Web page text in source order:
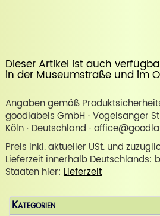
Dieser Artikel ist auch
in der Museumstraßeund im
Angaben gemäß
goodlabels GmbH · Vogelsanger
Köln · Deutschland ·
Preis inkl. aktueller USt. und
Lieferzeit innerhalb Deutschlands:
Staaten hier: Lieferzeit
Kategorien